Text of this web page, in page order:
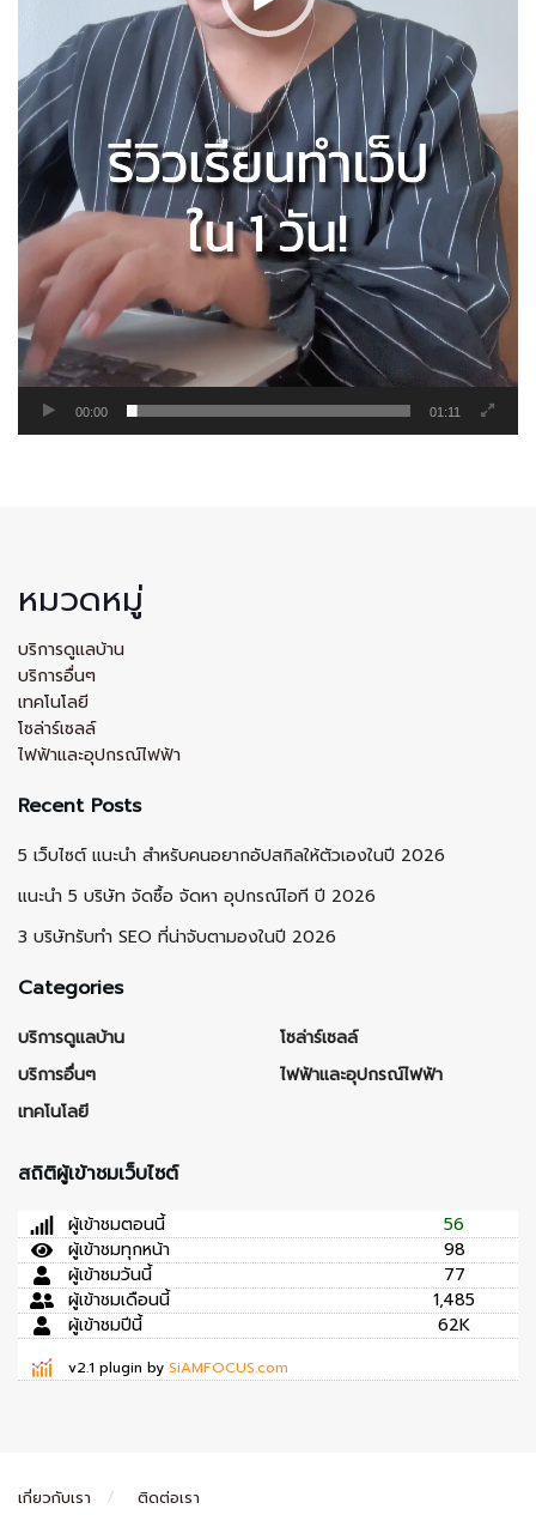
00:00 01:11
หมวดหมู่
บริการดูแลบ้าน
บริการอื่นๆ
เทคโนโลยี
โซล่าร์เซลล์
ไฟฟ้าและอุปกรณ์ไฟฟ้า
Recent Posts
5 เว็บไซต์ แนะนำ สำหรับคนอยากอัปสกิลให้ตัวเองในปี 2026
แนะนำ 5 บริษัท จัดซื้อ จัดหา อุปกรณ์ไอที ปี 2026
3 บริษัทรับทำ SEO ที่น่าจับตามองในปี 2026
Categories
บริการดูแลบ้าน
บริการอื่นๆ
เทคโนโลยี
โซล่าร์เซลล์
ไฟฟ้าและอุปกรณ์ไฟฟ้า
สถิติผู้เข้าชมเว็บไซต์
ผู้เข้าชมตอนนี้
56
ผู้เข้าชมทุกหน้า
98
ผู้เข้าชมวันนี้
77
ผู้เข้าชมเดือนนี้
1,485
ผู้เข้าชมปีนี้
62K
v2.1 plugin by SiAMFOCUS.com
เกี่ยวกับเรา ติดต่อเรา